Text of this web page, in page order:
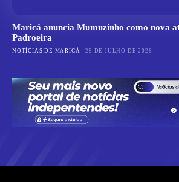
Maricá anuncia Mumuzinho como nova
Padroeira
NOTÍCIAS DE MARICÁ 28 DE JULHO DE 2026